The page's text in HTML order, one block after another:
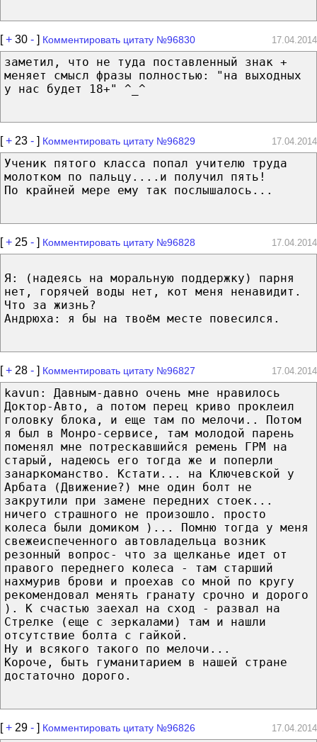
[+ 30 - ] Комментировать цитату №96830 17.04.2014
заметил, что не туда поставленный знак +
меняет смысл фразы полностью: "на выходных
у нас будет 18+" ^_^
[+ 23 - ] Комментировать цитату №96829 17.04.2014
Ученик пятого класса попал учителю труда
молотком по пальцу....и получил пять!
По крайней мере ему так послышалось...
[+ 25 - ] Комментировать цитату №96828 17.04.2014
Я: (надеясь на моральную поддержку) парня
нет, горячей воды нет, кот меня ненавидит.
Что за жизнь?
Андрюха: я бы на твоём месте повесился.
[+ 28 - ] Комментировать цитату №96827 17.04.2014
kavun: Давным-давно очень мне нравилось
Доктор-Авто, а потом перец криво проклеил
головку блока, и еще там по мелочи.. Потом
я был в Монро-сервисе, там молодой парень
поменял мне потрескавшийся ремень ГРМ на
старый, надеюсь его тогда же и поперли
занаркоманство. Кстати... на Ключевской у
Арбата (Движение?) мне один болт не
закрутили при замене передних стоек...
ничего страшного не произошло. просто
колеса были домиком )... Помню тогда у меня
свежеиспеченного автовладельца возник
резонный вопрос- что за щелканье идет от
правого переднего колеса - там старший
нахмурив брови и проехав со мной по кругу
рекомендовал менять гранату срочно и дорого
). К счастью заехал на сход - развал на
Стрелке (еще с зеркалами) там и нашли
отсутствие болта с гайкой.
Ну и всякого такого по мелочи...
Короче, быть гуманитарием в нашей стране
достаточно дорого.
[+ 29 - ] Комментировать цитату №96826 17.04.2014